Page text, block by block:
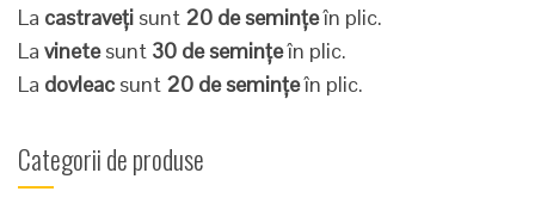
La castraveți sunt 20 de semințeîn plic.
La vinetesunt 30 de semințeîn plic.
La dovleac sunt 20 de semințeîn plic.
Categorii de produse